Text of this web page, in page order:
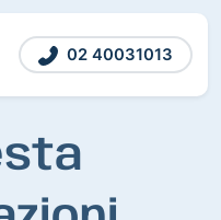
02 40031013